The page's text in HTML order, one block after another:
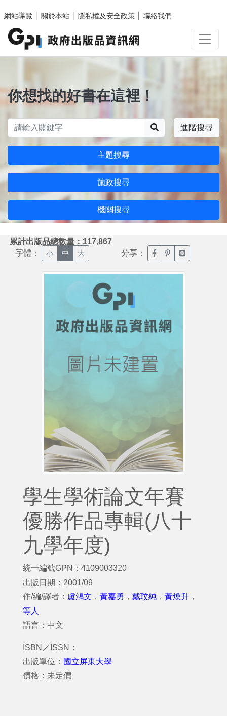
網站導覽
關於本站 隱私權及安全政策 聯絡我們
你想找的好書在這裡！
進階搜尋
主題搜尋
施政搜尋
機關搜尋
累計出版品總數量：117,867
字體： 小 中 大 分享： 臉書分享(另開新視窗)
噗浪分享(另開新
Line分享(另
學生學術論文年賽
優勝作品專輯(八十
九學年度)
統一編號GPN：4109003320
出版日期：2001/09
作/編/譯者： 盧鴻文 ， 黃嘉勇 ， 戴玟純 ， 黃煥升 ，
等人
語言：中文
ISBN／ISSN：
出版單位： 國立屏東大學
價格：未定價